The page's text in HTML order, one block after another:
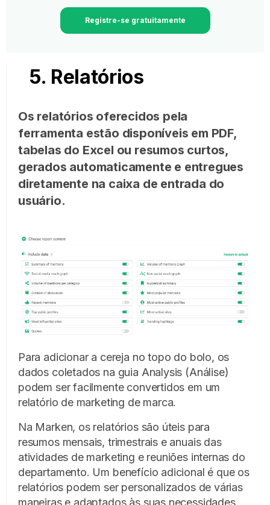
Registre-se gratuitamente
5. Relatórios
Os relatórios oferecidos pela
ferramenta estão disponíveis em PDF,
tabelas do Excel ou resumos curtos,
gerados automaticamente e entregues
diretamente na caixa de entrada do
usuário.
Para adicionar a cereja no topo do bolo, os
dados coletados na guia Analysis (Análise)
podem ser facilmente convertidos em um
relatório de marketing de marca.
Na Marken, os relatórios são úteis para
resumos mensais, trimestrais e anuais das
atividades de marketing e reuniões internas do
departamento. Um benefício adicional é que os
relatórios podem ser personalizados de várias
maneiras e adaptados às suas necessidades.